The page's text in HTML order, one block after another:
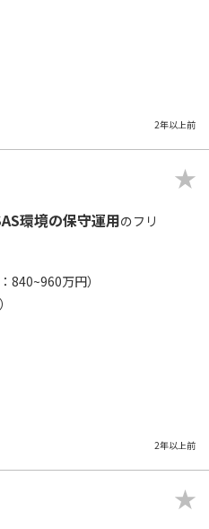
2年以上前
環境の保守運用のフリ
840~960万円）
2年以上前